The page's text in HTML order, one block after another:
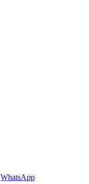
WhatsApp